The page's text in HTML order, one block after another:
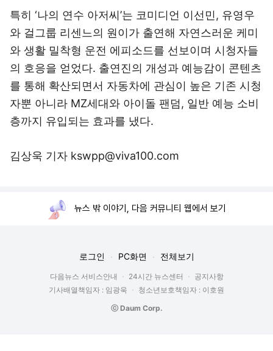
특히 ‘나의 연수 아저씨’는 코미디언 이선민, 유영우
와 걸그룹 리센느의 원이가 출연해 자연스러운 케미
와 생활 밀착형 운전 에피소드를 선보이며 시청자들
의 호응을 얻었다. 출연진의 개성과 예능감이 콘텐츠
를 통해 확산되면서 자동차에 관심이 높은 기존 시청
자뿐 아니라 MZ세대와 아이돌 팬덤, 일반 예능 소비
층까지 유입되는 효과를 냈다.
김상욱 기자 kswpp@viva100.com
뉴스 밖 이야기, 다음 커뮤니티 웹에서 보기
로그인 PC화면 전체보기
다음뉴스 서비스안내 24시간 뉴스센터
공지사항
기사배열책임자 : 임광욱
청소년보호책임자 : 이호원
ⓒ Daum Corp.